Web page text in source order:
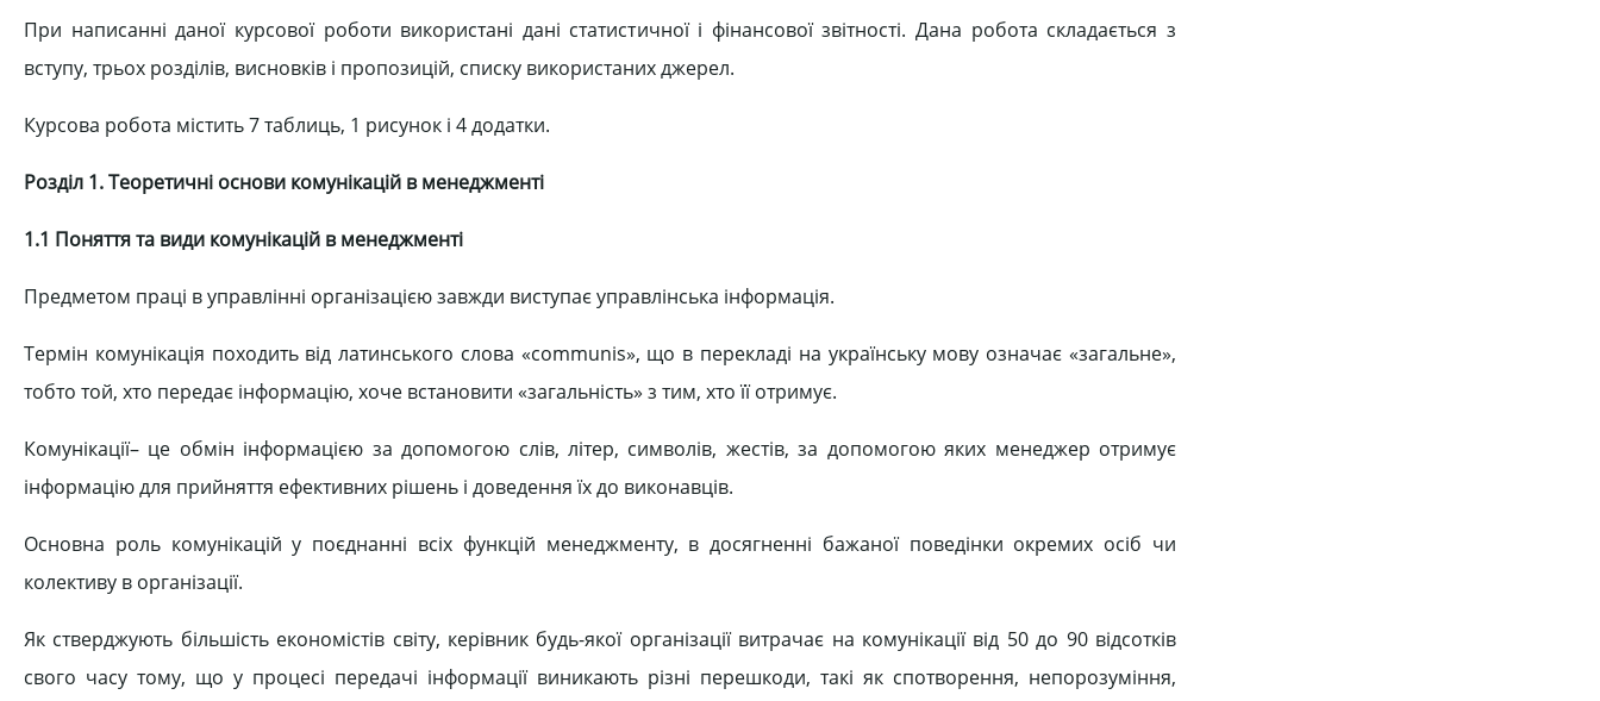
При написанні даної курсової роботи використані дані статистичної і фінансової звітності. Дана робота складається з
вступу, трьох розділів, висновків і пропозицій, списку використаних джерел.
Курсова робота містить 7 таблиць, 1 рисунок і 4 додатки.
Розділ 1. Теоретичні основи комунікацій в менеджменті
1.1 Поняття та види комунікацій в менеджменті
Предметом праці в управлінні організацією завжди виступає управлінська інформація.
Термін комунікація походить від латинського слова «communis», що в перекладі на українську мову означає «загальне»,
тобто той, хто передає інформацію, хоче встановити «загальність» з тим, хто її отримує.
Комунікації– це обмін інформацією за допомогою слів, літер, символів, жестів, за допомогою яких менеджер отримує
інформацію для прийняття ефективних рішень і доведення їх до виконавців.
Основна роль комунікацій у поєднанні всіх функцій менеджменту, в досягненні бажаної поведінки окремих осіб чи
колективу в організації.
Як стверджують більшість економістів світу, керівник будь-якої організації витрачає на комунікації від 50 до 90 відсотків
свого часу тому, що у процесі передачі інформації виникають різні перешкоди, такі як спотворення, непорозуміння,